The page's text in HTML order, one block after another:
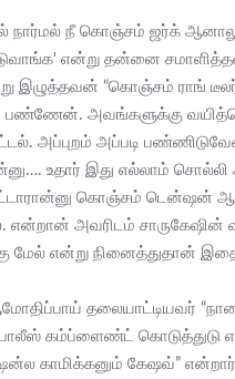
நார்மல் நீ கொஞ்சம் ஜர்க்
என்று தன்னை
இழுத்தவன் “கொஞ்சம் ராங்
பண்ணேன். அவங்களுக்கு
அப்புறம் அப்படி
உதார் இது எல்லாம்
கொஞ்சம் டென்ஷன்
அவரிடம் சாருகேஷின்
மேல் என்று நினைத்துதான்
தலையாட்டியவர்
போலீஸ் கம்ப்ளைண்ட் கொடுத்துடு
காமிக்கனும் கேஷவ்”